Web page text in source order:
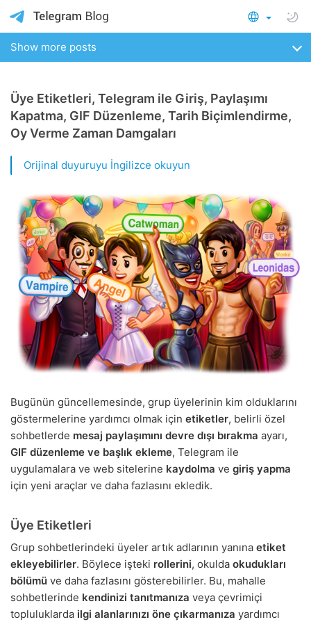
Show more posts
Üye Etiketleri, Telegram ile Giriş, Paylaşımı
Kapatma, GIF Düzenleme, Tarih Biçimlendirme,
Oy Verme Zaman Damgaları
Orijinal duyuruyu İngilizce okuyun
Bugünün güncellemesinde, grup üyelerinin kim olduklarını
göstermelerine yardımcı olmak için etiketler, belirli özel
sohbetlerde mesaj paylaşımını devre dışı bırakma ayarı,
GIF düzenleme ve başlık ekleme, Telegram ile
uygulamalara ve web sitelerine kaydolma ve giriş yapma
için yeni araçlar ve daha fazlasını ekledik.
Üye Etiketleri
Grup sohbetlerindeki üyeler artık adlarının yanına etiket
ekleyebilirler. Böylece işteki rollerini, okulda okudukları
bölümü ve daha fazlasını gösterebilirler. Bu, mahalle
sohbetlerinde kendinizi tanıtmanıza veya çevrimiçi
topluluklarda ilgi alanlarınızı öne çıkarmanıza yardımcı